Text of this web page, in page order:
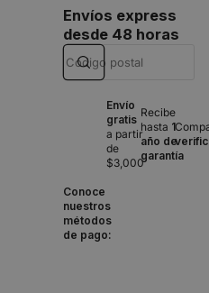
Envíos express
desde 48 horas
Envío
gratis
a partir
de
$3,000
Recibe
hasta 1
año de
garantía
Conoce
nuestros
métodos
de pago: